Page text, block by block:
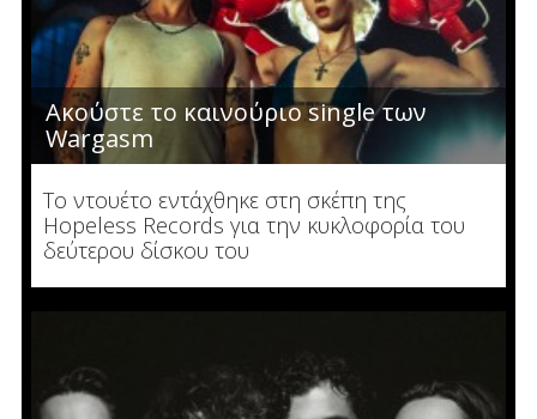
Ακούστε το καινούριο single των
Wargasm
To ντουέτο εντάχθηκε στη σκέπη της
Hopeless Records για την κυκλοφορία του
δεύτερου δίσκου του